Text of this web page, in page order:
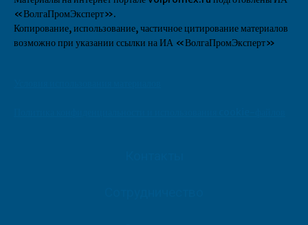
«ВолгаПромЭксперт».
Копирование, использование, частичное цитирование материалов
возможно при указании ссылки на ИА «ВолгаПромЭксперт»